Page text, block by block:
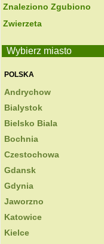
Znaleziono Zgubiono
Zwierzeta
Wybierz miasto
POLSKA
Andrychow
Bialystok
Bielsko Biala
Bochnia
Czestochowa
Gdansk
Gdynia
Jaworzno
Katowice
Kielce